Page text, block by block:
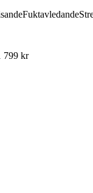
Fuktavledande
799 kr